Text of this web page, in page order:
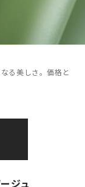
る美しさ。価格と
ジュ